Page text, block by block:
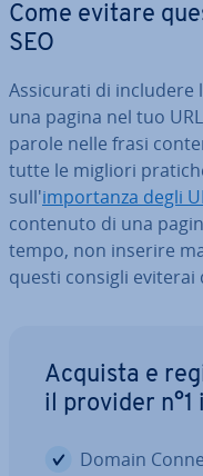
Come evitare
SEO
As­si­cu­ra­ti di
una pagina nel tuo
parole nelle frasi
tutte le migliori
sull'im­por­tan­za degli
contenuto di una
tempo, non inserire
questi consigli eviterai
Acquista e
il provider n°1
Domain